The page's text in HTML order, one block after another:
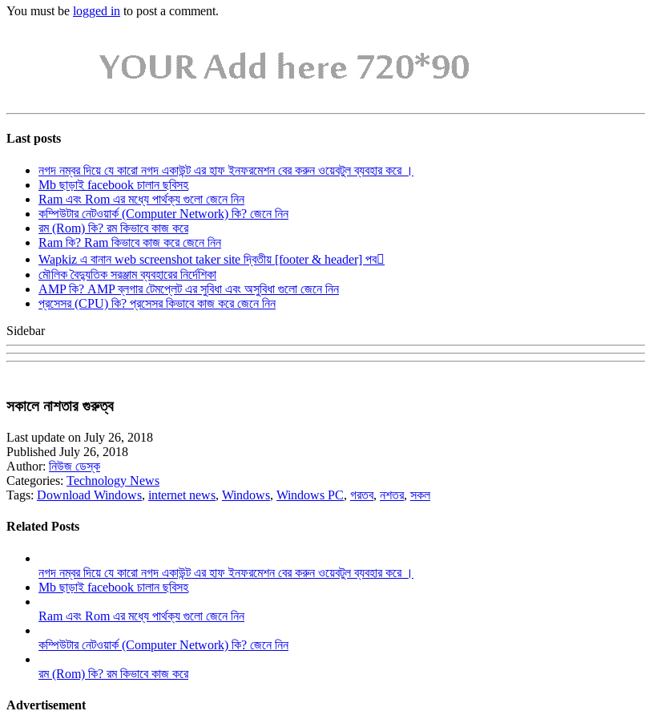
You must be logged in to post a comment.
Last posts
নগদ নম্বর দিয়ে যে কারো নগদ একাউন্ট এর হাফ ইনফরমেশন বের করুন ওয়েবটুল ব্যবহার করে ।
Mb ছাড়াই facebook চালান ছবিসহ
Ram এবং Rom এর মধ্যে পার্থক্য গুলো জেনে নিন
কম্পিউটার নেটওয়ার্ক (Computer Network) কি? জেনে নিন
রম (Rom) কি? রম কিভাবে কাজ করে
Ram কি? Ram কিভাবে কাজ করে জেনে নিন
Wapkiz এ বানান web screenshot taker site দ্বিতীয় [footer & header] পব
মৌলিক বৈদ্যুতিক সরঞ্জাম ব্যবহারের নির্দেশিকা
AMP কি? AMP ব্লগার টেমপ্লেট এর সুবিধা এবং অসুবিধা গুলো জেনে নিন
প্রসেসর (CPU) কি? প্রসেসর কিভাবে কাজ করে জেনে নিন
Sidebar
সকালে নাশতার গুরুত্ব
Last update on July 26, 2018
Published July 26, 2018
Author: নিউজ ডেস্ক
Categories: Technology News
Tags: Download Windows, internet news, Windows, Windows PC, গরতব, নশতর, সকল
Related Posts
নগদ নম্বর দিয়ে যে কারো নগদ একাউন্ট এর হাফ ইনফরমেশন বের করুন ওয়েবটুল ব্যবহার করে ।
Mb ছাড়াই facebook চালান ছবিসহ
Ram এবং Rom এর মধ্যে পার্থক্য গুলো জেনে নিন
কম্পিউটার নেটওয়ার্ক (Computer Network) কি? জেনে নিন
রম (Rom) কি? রম কিভাবে কাজ করে
Advertisement